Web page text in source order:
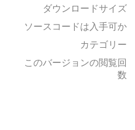
ダウンロードサイズ
ソースコードは入手可か
カテゴリー
このバージョンの閲覧回
数